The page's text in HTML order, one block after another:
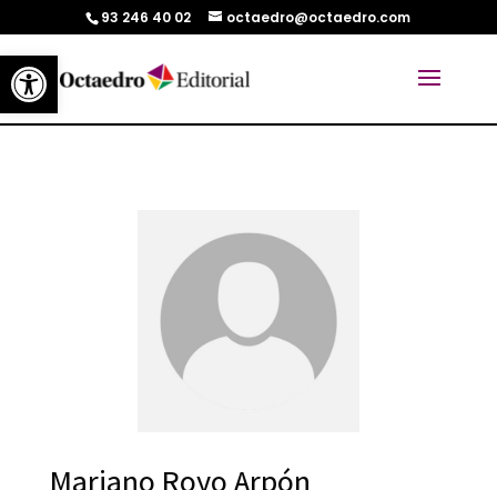
Abrir barra de herramientas
93 246 40 02 octaedro@octaedro.com
Mariano Royo Arpón